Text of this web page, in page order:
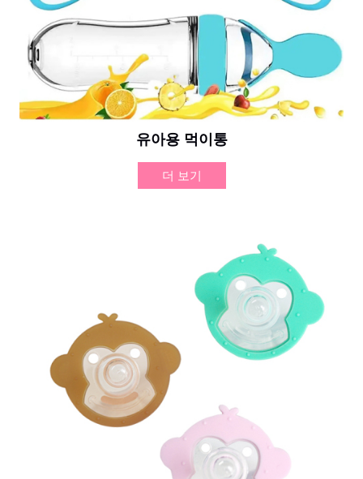
유아용 먹이통
더 보기